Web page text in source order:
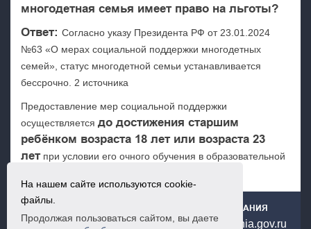
многодетная семья имеет право на льготы?
Ответ: Согласно указу Президента РФ от 23.01.2024
№63 «О мерах социальной поддержки многодетных
семей», статус многодетной семьи устанавливается
бессрочно. 2 источника
Предоставление мер социальной поддержки
осуществляется до достижения старшим
ребёнком возраста 18 лет или возраста 23
летпри условии его очного обучения в образовательной
ГОСУДАРСТВЕННОЕ ЮРИДИЧЕСКОЕ БЮРО РСО-АЛАНИЯ
+7(867) 253-65-66 urburo@minsotc.alania.gov.ru
На нашем сайте используются cookie-
файлы.
Продолжая пользоваться сайтом, вы даете